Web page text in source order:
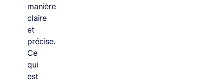
manière
claire
et
précise.
Ce
qui
est